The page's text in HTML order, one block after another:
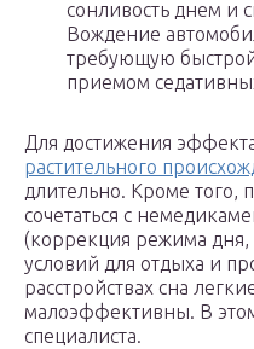
сонливость днем и
Вождение
требующую быстрой
приемом
Для достижения
растительного
длительно. Кроме того,
сочетаться с
(коррекция режима
условий для отдыха и
расстройствах сна
малоэффективны. В
специалиста.